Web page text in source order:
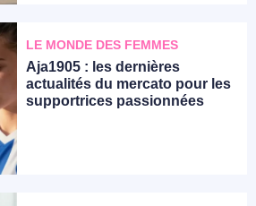
LE MONDE DES FEMMES
Aja1905 : les dernières
actualités du mercato pour les
supportrices passionnées